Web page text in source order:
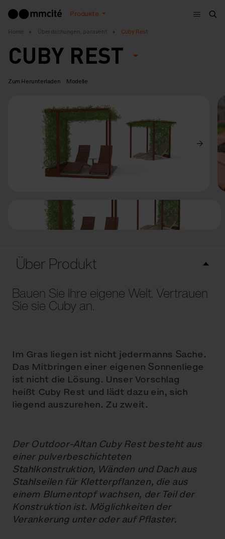
Produkte
Menu
Home Überdachungen, paravent Cuby Rest
CUBY REST
Zum Herunterladen Modelle
Vorige
Über Produkt
Bauen Sie Ihre eigene Welt. Vertrauen
Sie sie Cuby an.
Im Gras liegen ist nicht jedermanns Sache.
Das Mitbringen einer eigenen Sonnenliege
ist nicht die Lösung. Unser Vorschlag
heißt Cuby Rest und lädt dazu ein, sich
liegend auszurehen. Zu zweit.
Der Outdoor-Altan Cuby Rest besteht aus
einer pulverbeschichteten
Stahlkonstruktion, Wänden und Dach aus
Stahlseilen für Kletterpflanzen, die aus
einem Blumentopf wachsen, der Teil der
Konstruktion ist. Möglichkeiten der
Verankerung unter oder auf Pflaster.